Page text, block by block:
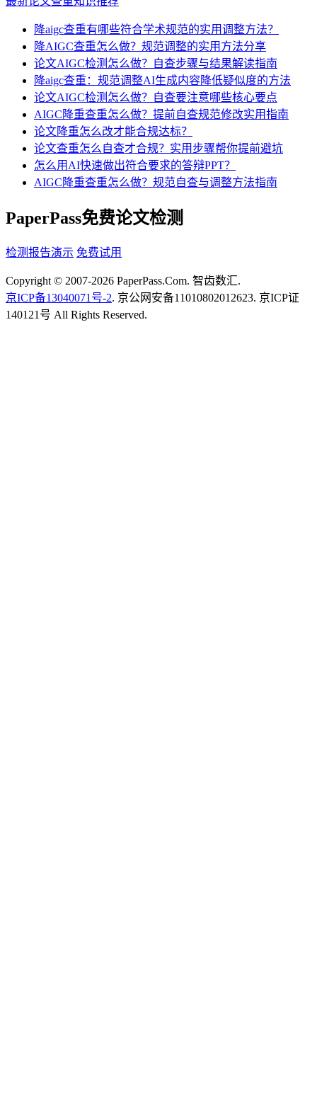
降aigc查重有哪些符合学术规范的实用调整方法？
降AIGC查重怎么做？规范调整的实用方法分享
论文AIGC检测怎么做？自查步骤与结果解读指南
降aigc查重：规范调整AI生成内容降低疑似度的方法
论文AIGC检测怎么做？自查要注意哪些核心要点
AIGC降重查重怎么做？提前自查规范修改实用指南
论文降重怎么改才能合规达标？
论文查重怎么自查才合规？实用步骤帮你提前避坑
怎么用AI快速做出符合要求的答辩PPT？
AIGC降重查重怎么做？规范自查与调整方法指南
PaperPass免费论文检测
检测报告演示 免费试用
Copyright © 2007-2026 PaperPass.Com. 智齿数汇.
京ICP备13040071号-2. 京公网安备11010802012623. 京ICP证
140121号 All Rights Reserved.